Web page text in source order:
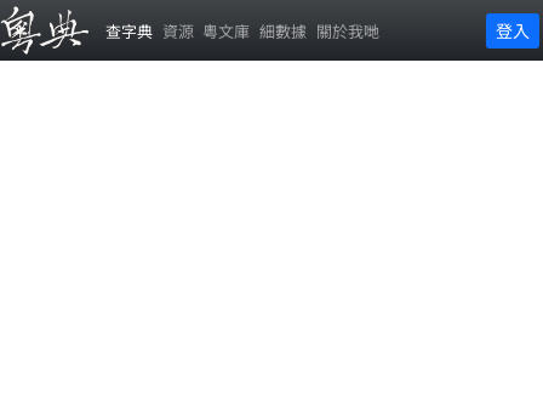
查字典 資源 粵文庫 細數據 關於我哋 登入